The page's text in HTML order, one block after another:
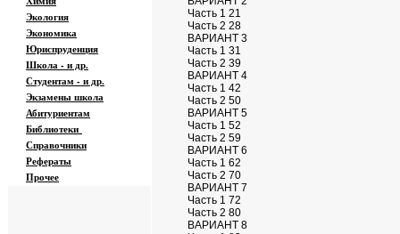
Часть 1 21
Часть 2 28
ВАРИАНТ 3
Часть 1 31
Часть 2 39
ВАРИАНТ 4
Часть 1 42
Часть 2 50
ВАРИАНТ 5
Часть 1 52
Часть 2 59
ВАРИАНТ 6
Часть 1 62
Часть 2 70
ВАРИАНТ 7
Часть 1 72
Часть 2 80
ВАРИАНТ 8
Экология
Экономика
Юриспруденция
Школа - и др.
Студентам - и др.
Экзаменышкола
Абитуриентам
Библиотеки
Справочники
Рефераты
Прочее